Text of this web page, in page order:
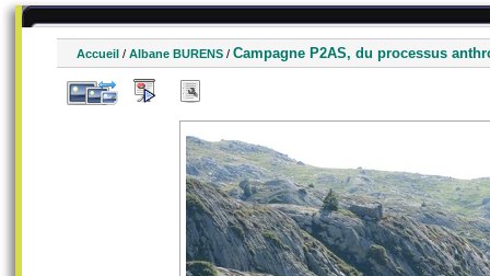
Accueil / Albane BURENS / Campagne P2AS, du processus